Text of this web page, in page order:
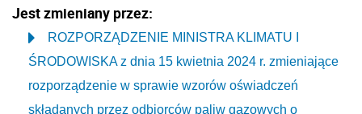
Jest zmieniany przez:
ROZPORZĄDZENIE MINISTRA KLIMATU I
ŚRODOWISKA z dnia 15 kwietnia 2024 r. zmieniające
rozporządzenie w sprawie wzorów oświadczeń
składanych przez odbiorców paliw gazowych o